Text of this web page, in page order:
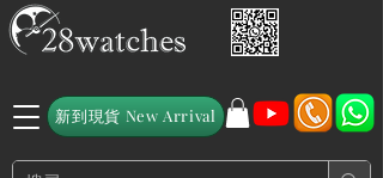
新到現貨 New Arrival